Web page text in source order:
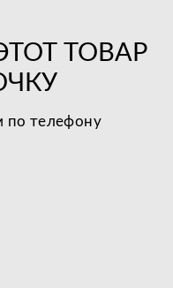
ТОВАР
по телефону